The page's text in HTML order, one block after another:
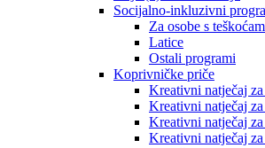
Socijalno-inkluzivni
Za osobe s
Latice
Ostali programi
Koprivničke priče
Kreativni natječaj
Kreativni natječaj
Kreativni natječaj
Kreativni natječaj